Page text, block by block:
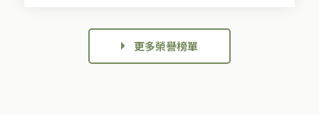
更多榮譽榜單